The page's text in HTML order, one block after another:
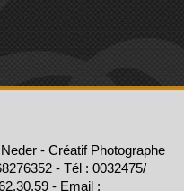
- Créatif Photographe
- Tél : 0032475/
- Email :